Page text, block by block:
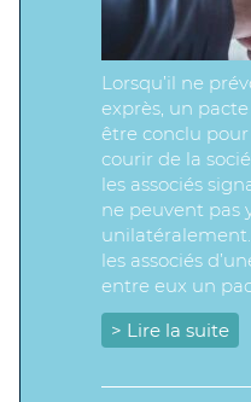
Lorsqu’il ne
exprès, un pacte
être conclu
courir de la
les associés
ne peuvent pas
unilatéralement.
les associés
entre eux un
> Lire la suite